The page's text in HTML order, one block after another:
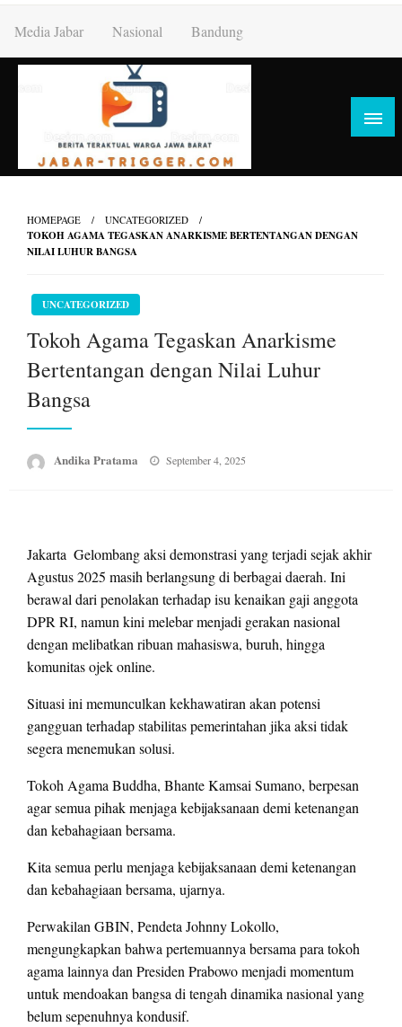
content
Media Jabar Nasional Bandung
HOMEPAGE UNCATEGORIZED
TOKOH AGAMA TEGASKAN ANARKISME BERTENTANGAN DENGAN
NILAI LUHUR BANGSA
UNCATEGORIZED
Tokoh Agama Tegaskan Anarkisme
Bertentangan dengan Nilai Luhur
Bangsa
Andika Pratama
Posted
September 4, 2025
Jakarta  Gelombang aksi demonstrasi yang terjadi sejak akhir
Agustus 2025 masih berlangsung di berbagai daerah. Ini
berawal dari penolakan terhadap isu kenaikan gaji anggota
DPR RI, namun kini melebar menjadi gerakan nasional
dengan melibatkan ribuan mahasiswa, buruh, hingga
komunitas ojek online.
Situasi ini memunculkan kekhawatiran akan potensi
gangguan terhadap stabilitas pemerintahan jika aksi tidak
segera menemukan solusi.
Tokoh Agama Buddha, Bhante Kamsai Sumano, berpesan
agar semua pihak menjaga kebijaksanaan demi ketenangan
dan kebahagiaan bersama.
Kita semua perlu menjaga kebijaksanaan demi ketenangan
dan kebahagiaan bersama, ujarnya.
Perwakilan GBIN, Pendeta Johnny Lokollo,
mengungkapkan bahwa pertemuannya bersama para tokoh
agama lainnya dan Presiden Prabowo menjadi momentum
untuk mendoakan bangsa di tengah dinamika nasional yang
belum sepenuhnya kondusif.